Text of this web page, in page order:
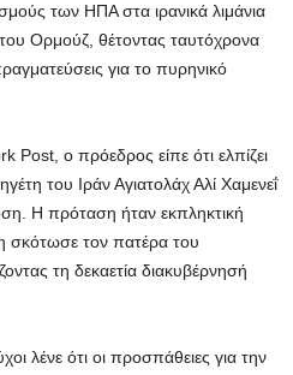
των ΗΠΑ στα ιρανικά λιμάνια
Ορμούζ, θέτοντας ταυτόχρονα
για το πυρηνικό
Post, ο πρόεδρος είπε ότι ελπίζει
του Ιράν Αγιατολάχ Αλί Χαμενεΐ
Η πρόταση ήταν εκπληκτική
σκότωσε τον πατέρα του
τη δεκαετία διακυβέρνησή
λένε ότι οι προσπάθειες για την